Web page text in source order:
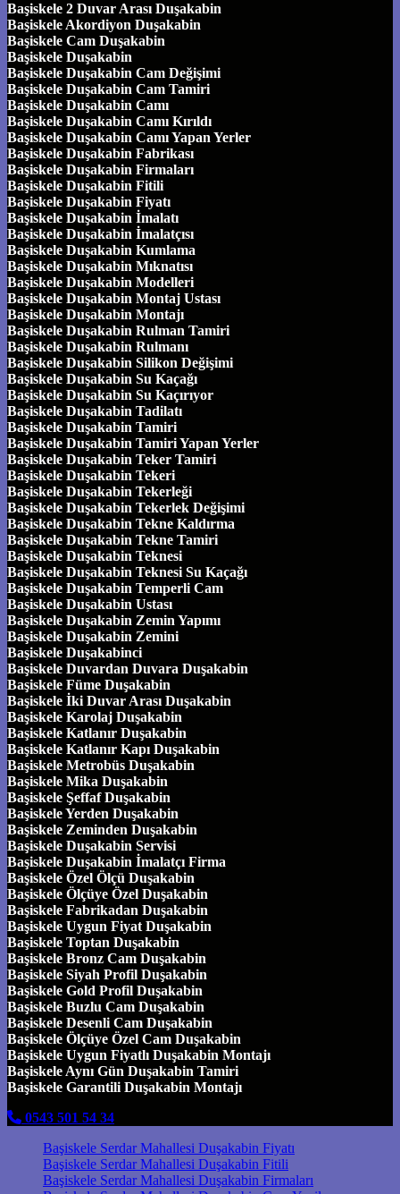
Başiskele 2 Duvar Arası Duşakabin
Başiskele Akordiyon Duşakabin
Başiskele Cam Duşakabin
Başiskele Duşakabin
Başiskele Duşakabin Cam Değişimi
Başiskele Duşakabin Cam Tamiri
Başiskele Duşakabin Camı
Başiskele Duşakabin Camı Kırıldı
Başiskele Duşakabin Camı Yapan Yerler
Başiskele Duşakabin Fabrikası
Başiskele Duşakabin Firmaları
Başiskele Duşakabin Fitili
Başiskele Duşakabin Fiyatı
Başiskele Duşakabin İmalatı
Başiskele Duşakabin İmalatçısı
Başiskele Duşakabin Kumlama
Başiskele Duşakabin Mıknatısı
Başiskele Duşakabin Modelleri
Başiskele Duşakabin Montaj Ustası
Başiskele Duşakabin Montajı
Başiskele Duşakabin Rulman Tamiri
Başiskele Duşakabin Rulmanı
Başiskele Duşakabin Silikon Değişimi
Başiskele Duşakabin Su Kaçağı
Başiskele Duşakabin Su Kaçırıyor
Başiskele Duşakabin Tadilatı
Başiskele Duşakabin Tamiri
Başiskele Duşakabin Tamiri Yapan Yerler
Başiskele Duşakabin Teker Tamiri
Başiskele Duşakabin Tekeri
Başiskele Duşakabin Tekerleği
Başiskele Duşakabin Tekerlek Değişimi
Başiskele Duşakabin Tekne Kaldırma
Başiskele Duşakabin Tekne Tamiri
Başiskele Duşakabin Teknesi
Başiskele Duşakabin Teknesi Su Kaçağı
Başiskele Duşakabin Temperli Cam
Başiskele Duşakabin Ustası
Başiskele Duşakabin Zemin Yapımı
Başiskele Duşakabin Zemini
Başiskele Duşakabinci
Başiskele Duvardan Duvara Duşakabin
Başiskele Füme Duşakabin
Başiskele İki Duvar Arası Duşakabin
Başiskele Karolaj Duşakabin
Başiskele Katlanır Duşakabin
Başiskele Katlanır Kapı Duşakabin
Başiskele Metrobüs Duşakabin
Başiskele Mika Duşakabin
Başiskele Şeffaf Duşakabin
Başiskele Yerden Duşakabin
Başiskele Zeminden Duşakabin
Başiskele Duşakabin Servisi
Başiskele Duşakabin İmalatçı Firma
Başiskele Özel Ölçü Duşakabin
Başiskele Ölçüye Özel Duşakabin
Başiskele Fabrikadan Duşakabin
Başiskele Uygun Fiyat Duşakabin
Başiskele Toptan Duşakabin
Başiskele Bronz Cam Duşakabin
Başiskele Siyah Profil Duşakabin
Başiskele Gold Profil Duşakabin
Başiskele Buzlu Cam Duşakabin
Başiskele Desenli Cam Duşakabin
Başiskele Ölçüye Özel Cam Duşakabin
Başiskele Uygun Fiyatlı Duşakabin Montajı
Başiskele Aynı Gün Duşakabin Tamiri
Başiskele Garantili Duşakabin Montajı
0543 501 54 34
Başiskele Serdar Mahallesi Duşakabin Fiyatı
Başiskele Serdar Mahallesi Duşakabin Fitili
Başiskele Serdar Mahallesi Duşakabin Firmaları